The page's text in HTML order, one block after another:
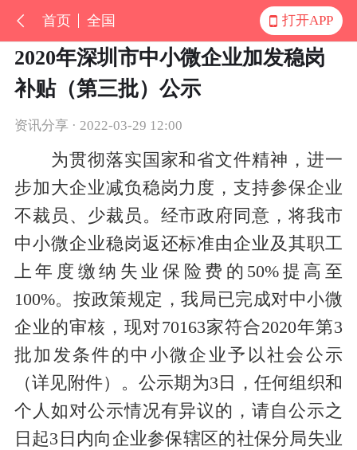
首页 全国 打开APP
2020年深圳市中小微企业加发稳岗
补贴（第三批）公示
资讯分享 · 2022-03-29 12:00
为贯彻落实国家和省文件精神，进一
步加大企业减负稳岗力度，支持参保企业
不裁员、少裁员。经市政府同意，将我市
中小微企业稳岗返还标准由企业及其职工
上年度缴纳失业保险费的50%提高至
100%。按政策规定，我局已完成对中小微
企业的审核，现对70163家符合2020年第3
批加发条件的中小微企业予以社会公示
（详见附件）。公示期为3日，任何组织和
个人如对公示情况有异议的，请自公示之
日起3日内向企业参保辖区的社保分局失业